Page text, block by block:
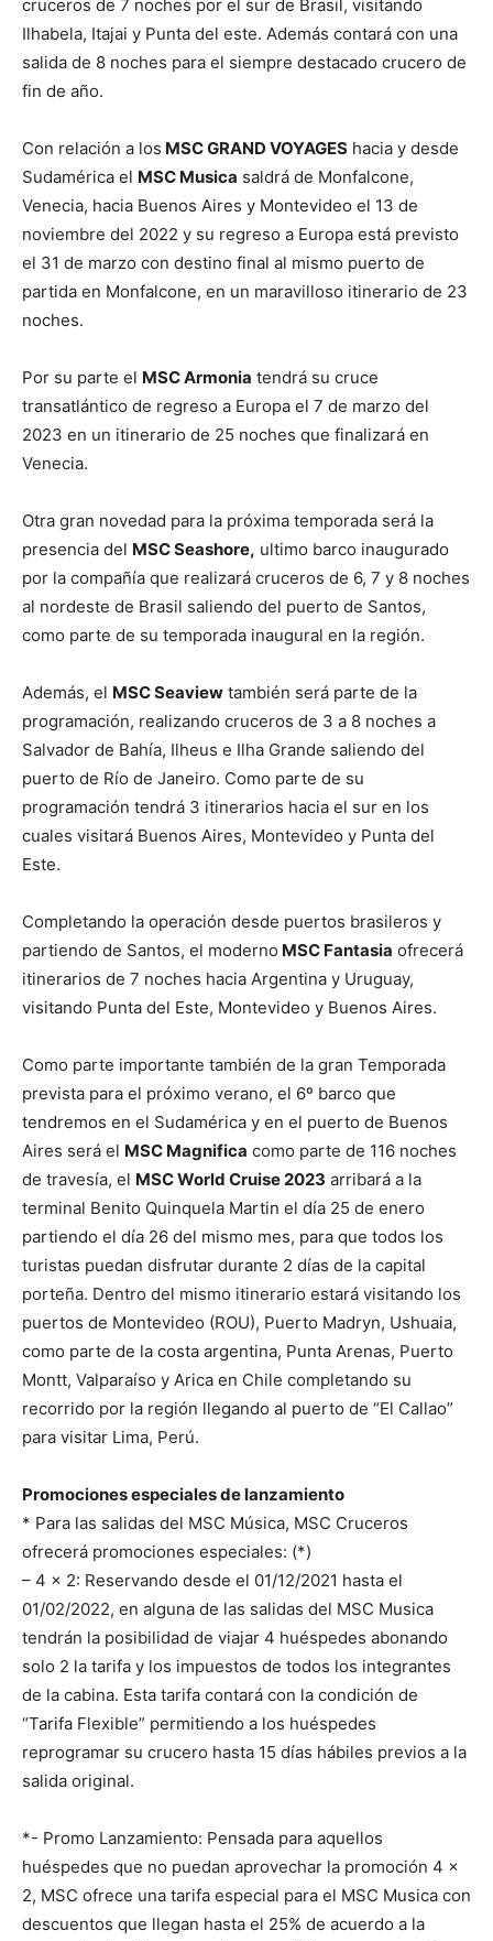
cruceros de 7 noches por el sur de Brasil, visitando
Ilhabela, Itajai y Punta del este. Además contará con una
salida de 8 noches para el siempre destacado crucero de
fin de año.
Con relación a los MSC GRAND VOYAGES hacia y desde
Sudamérica el MSC Musica saldrá de Monfalcone,
Venecia, hacia Buenos Aires y Montevideo el 13 de
noviembre del 2022 y su regreso a Europa está previsto
el 31 de marzo con destino final al mismo puerto de
partida en Monfalcone, en un maravilloso itinerario de 23
noches.
Por su parte el MSC Armonia tendrá su cruce
transatlántico de regreso a Europa el 7 de marzo del
2023 en un itinerario de 25 noches que finalizará en
Venecia.
Otra gran novedad para la próxima temporada será la
presencia del MSC Seashore, ultimo barco inaugurado
por la compañía que realizará cruceros de 6, 7 y 8 noches
al nordeste de Brasil saliendo del puerto de Santos,
como parte de su temporada inaugural en la región.
Además, el MSC Seaview también será parte de la
programación, realizando cruceros de 3 a 8 noches a
Salvador de Bahía, Ilheus e Ilha Grande saliendo del
puerto de Río de Janeiro. Como parte de su
programación tendrá 3 itinerarios hacia el sur en los
cuales visitará Buenos Aires, Montevideo y Punta del
Este.
Completando la operación desde puertos brasileros y
partiendo de Santos, el moderno MSC Fantasia ofrecerá
itinerarios de 7 noches hacia Argentina y Uruguay,
visitando Punta del Este, Montevideo y Buenos Aires.
Como parte importante también de la gran Temporada
prevista para el próximo verano, el 6º barco que
tendremos en el Sudamérica y en el puerto de Buenos
Aires será el MSC Magnifica como parte de 116 noches
de travesía, el MSC World Cruise 2023 arribará a la
terminal Benito Quinquela Martin el día 25 de enero
partiendo el día 26 del mismo mes, para que todos los
turistas puedan disfrutar durante 2 días de la capital
porteña. Dentro del mismo itinerario estará visitando los
puertos de Montevideo (ROU), Puerto Madryn, Ushuaia,
como parte de la costa argentina, Punta Arenas, Puerto
Montt, Valparaíso y Arica en Chile completando su
recorrido por la región llegando al puerto de “El Callao”
para visitar Lima, Perú.
Promociones especiales de lanzamiento
* Para las salidas del MSC Música, MSC Cruceros
ofrecerá promociones especiales: (*)
– 4 x 2: Reservando desde el 01/12/2021 hasta el
01/02/2022, en alguna de las salidas del MSC Musica
tendrán la posibilidad de viajar 4 huéspedes abonando
solo 2 la tarifa y los impuestos de todos los integrantes
de la cabina. Esta tarifa contará con la condición de
“Tarifa Flexible” permitiendo a los huéspedes
reprogramar su crucero hasta 15 días hábiles previos a la
salida original.
*- Promo Lanzamiento: Pensada para aquellos
huéspedes que no puedan aprovechar la promoción 4 x
2, MSC ofrece una tarifa especial para el MSC Musica con
descuentos que llegan hasta el 25% de acuerdo a la